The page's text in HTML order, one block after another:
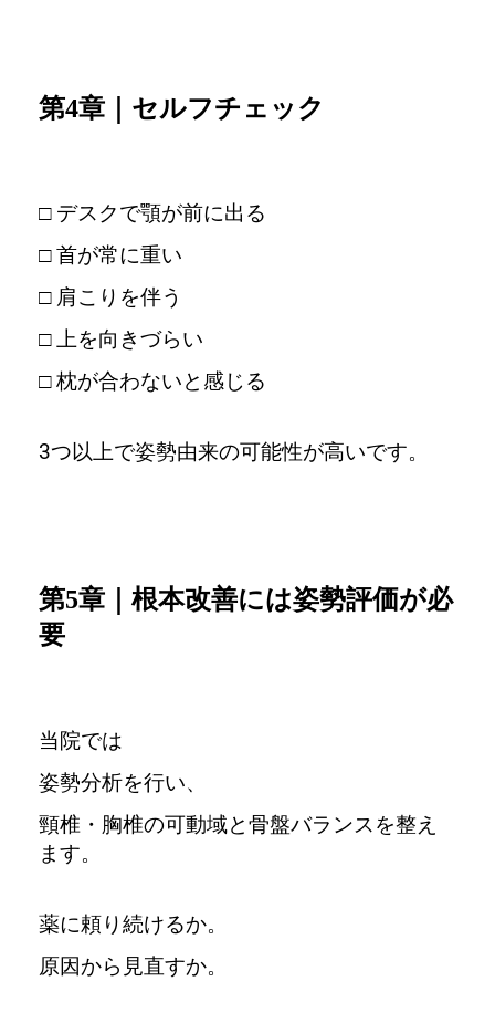
第4章｜セルフチェック
□ デスクで顎が前に出る
□ 首が常に重い
□ 肩こりを伴う
□ 上を向きづらい
□ 枕が合わないと感じる
3つ以上で姿勢由来の可能性が高いです。
第5章｜根本改善には姿勢評価が必
要
当院では
姿勢分析を行い、
頸椎・胸椎の可動域と骨盤バランスを整え
ます。
薬に頼り続けるか。
原因から見直すか。